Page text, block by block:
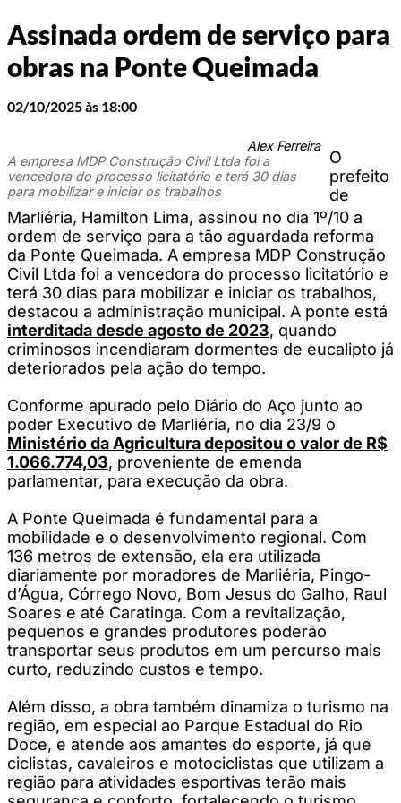
Assinada ordem de serviço para
obras na Ponte Queimada
02/10/2025 às 18:00
Alex Ferreira
A empresa MDP Construção Civil Ltda foi a
vencedora do processo licitatório e terá 30 dias
para mobilizar e iniciar os trabalhos
O
prefeito
de
Marliéria, Hamilton Lima, assinou no dia 1º/10 a
ordem de serviço para a tão aguardada reforma
da Ponte Queimada. A empresa MDP Construção
Civil Ltda foi a vencedora do processo licitatório e
terá 30 dias para mobilizar e iniciar os trabalhos,
destacou a administração municipal. A ponte está
interditada desde agosto de 2023, quando
criminosos incendiaram dormentes de eucalipto já
deteriorados pela ação do tempo.
Conforme apurado pelo Diário do Aço junto ao
poder Executivo de Marliéria, no dia 23/9 o
Ministério da Agricultura depositou o valor de R$
1.066.774,03, proveniente de emenda
parlamentar, para execução da obra.
A Ponte Queimada é fundamental para a
mobilidade e o desenvolvimento regional. Com
136 metros de extensão, ela era utilizada
diariamente por moradores de Marliéria, Pingo-
d’Água, Córrego Novo, Bom Jesus do Galho, Raul
Soares e até Caratinga. Com a revitalização,
pequenos e grandes produtores poderão
transportar seus produtos em um percurso mais
curto, reduzindo custos e tempo.
Além disso, a obra também dinamiza o turismo na
região, em especial ao Parque Estadual do Rio
Doce, e atende aos amantes do esporte, já que
ciclistas, cavaleiros e motociclistas que utilizam a
região para atividades esportivas terão mais